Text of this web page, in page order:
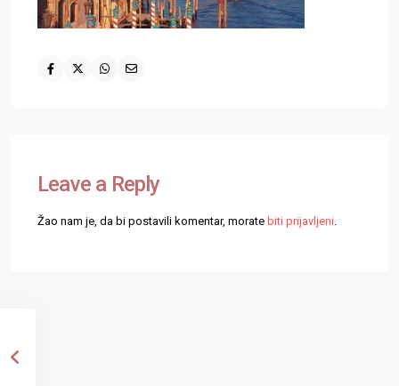
Leave a Reply
Žao nam je, da bi postavili komentar, morate biti prijavljeni.